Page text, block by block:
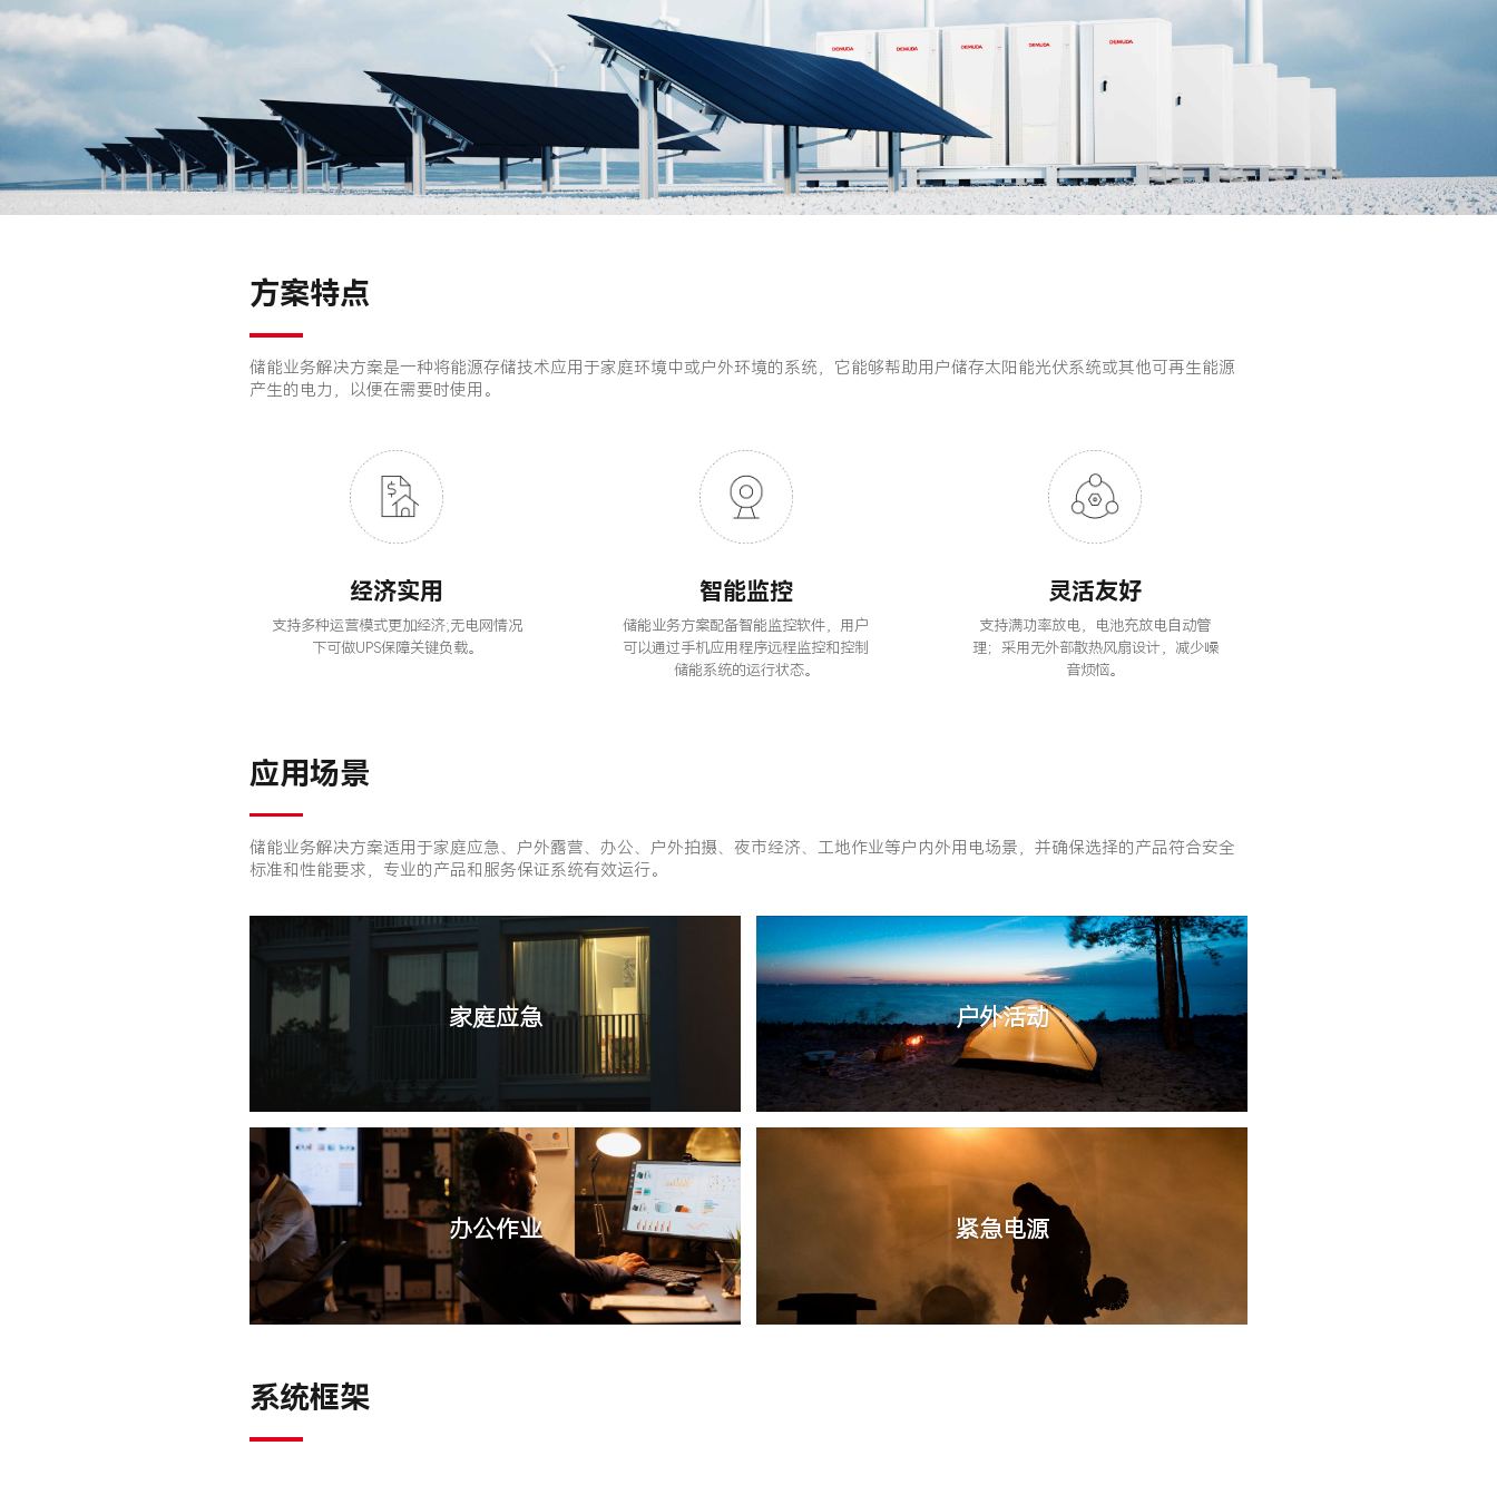
方案特点
储能业务解决方案是一种将能源存储技术应用于家庭环境中或户外环境的系统，它能够帮助用户储存太阳能光伏系统或其他可再生能源
产生的电力，以便在需要时使用。
经济实用
支持多种运营模式更加经济;无电网情况
下可做UPS保障关键负载。
智能监控
储能业务方案配备智能监控软件，用户
可以通过手机应用程序远程监控和控制
储能系统的运行状态。
灵活友好
支持满功率放电，电池充放电自动管
理；采用无外部散热风扇设计，减少噪
音烦恼。
应用场景
储能业务解决方案适用于家庭应急、户外露营、办公、户外拍摄、夜市经济、工地作业等户内外用电场景，并确保选择的产品符合安全
标准和性能要求，专业的产品和服务保证系统有效运行。
家庭应急 户外活动
办公作业 紧急电源
系统框架